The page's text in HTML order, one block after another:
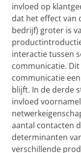
invloed op
dat het effect van
bedrijf) groter is
interactie tussen
communicatie.
communicatie
blijft. In de derde
invloed
aantal contacten
determinanten
verschillende